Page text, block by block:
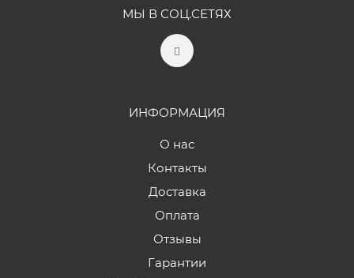
МЫ В СОЦ.СЕТЯХ
ИНФОРМАЦИЯ
О нас
Контакты
Доставка
Оплата
Отзывы
Гарантии